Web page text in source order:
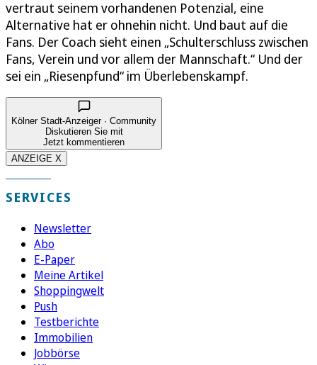
vertraut seinem vorhandenen Potenzial, eine
Alternative hat er ohnehin nicht. Und baut auf die
Fans. Der Coach sieht einen „Schulterschluss zwischen
Fans, Verein und vor allem der Mannschaft.“ Und der
sei ein „Riesenpfund“ im Überlebenskampf.
Kölner Stadt-Anzeiger · Community
Diskutieren Sie mit
Jetzt kommentieren
ANZEIGE X
SERVICES
Newsletter
Abo
E-Paper
Meine Artikel
Shoppingwelt
Push
Testberichte
Immobilien
Jobbörse